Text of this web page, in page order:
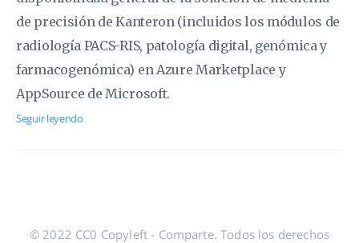
de precisión de Kanteron (incluidos los módulos de
radiología PACS-RIS, patología digital, genómica y
farmacogenómica) en Azure Marketplace y
AppSource de Microsoft.
Seguir leyendo
© 2022 CC0 Copyleft - Comparte. Todos los derechos